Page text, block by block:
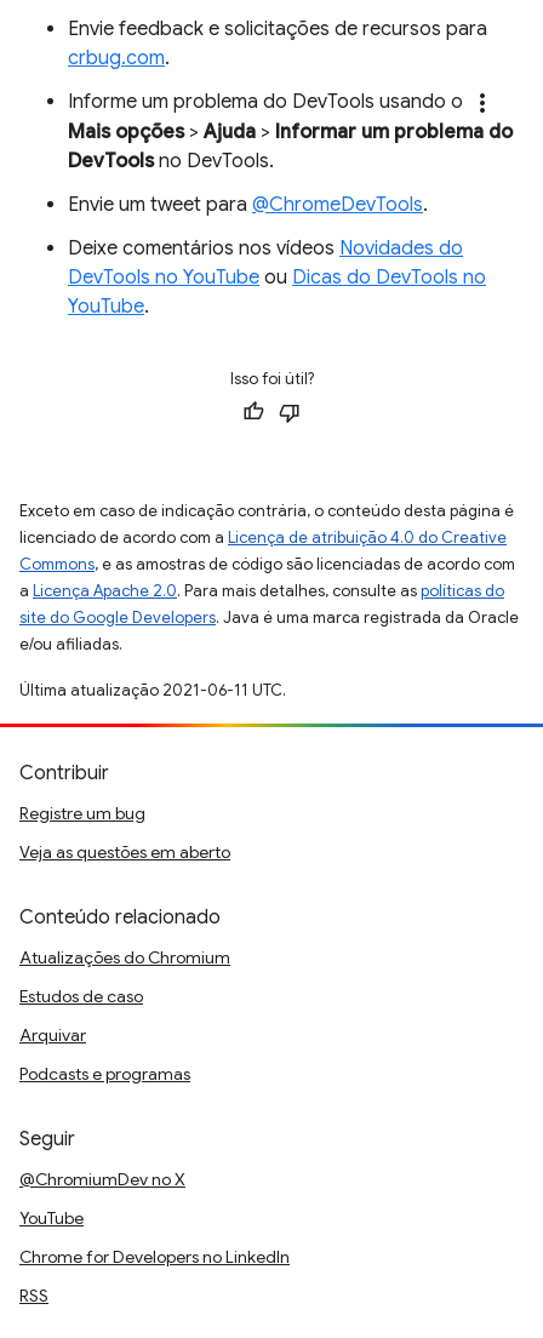
Envie feedback e solicitações de recursos para
crbug.com.
Informe um problema do DevTools usando o
more_vert
Mais opções>Ajuda > Informar um problema do
DevToolsno DevTools.
Envie um tweet para @ChromeDevTools.
Deixe comentários nos vídeos Novidades do
DevTools no YouTube ou Dicas do DevTools no
YouTube.
Isso foi útil?
Exceto em caso de indicação contrária, o conteúdo desta página é
licenciado de acordo com a Licença de atribuição 4.0 do Creative
Commons, e as amostras de código são licenciadas de acordo com
a Licença Apache 2.0. Para mais detalhes, consulte aspolíticas do
site do Google Developers. Java é uma marca registrada da Oracle
e/ou afiliadas.
Última atualização 2021-06-11 UTC.
Contribuir
Registre um bug
Veja as questões em aberto
Conteúdo relacionado
Atualizações do Chromium
Estudos de caso
Arquivar
Podcasts e programas
Seguir
@ChromiumDev no X
YouTube
Chrome for Developers no LinkedIn
RSS